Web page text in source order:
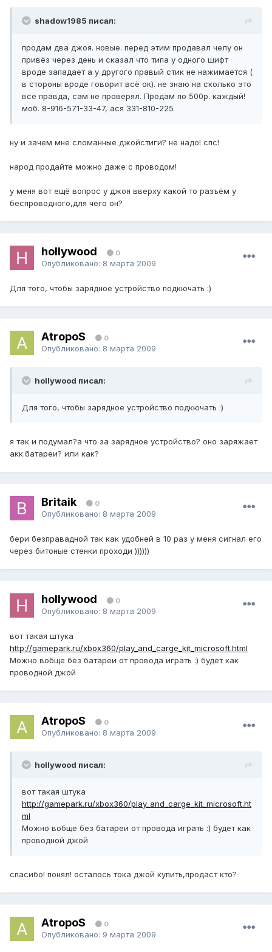
shadow1985 писал:
продам два джоя. новые. перед этим продавал челу он
привёз через день и сказал что типа у одного шифт
вроде западает а у другого правый стик не нажимается (
в стороны вроде говорит всё ок). не знаю на сколько это
всё правда, сам не проверял. Продам по 500р. каждый!
моб. 8-916-571-33-47, ася 331-810-225
ну и зачем мне сломанные джойстиги? не надо! спс!
народ продайте можно даже с проводом!
у меня вот ещё вопрос у джоя вверху какой то разъём у
беспроводного,для чего он?
hollywood 0
Опубликовано: 8 марта 2009
Для того, чтобы зарядное устройство подкючать :)
AtropoS 0
Опубликовано: 8 марта 2009
hollywood писал:
Для того, чтобы зарядное устройство подкючать :)
я так и подумал?а что за зарядное устройство? оно заряжает
акк.батареи? или как?
Britaik 0
Опубликовано: 8 марта 2009
бери безправадной так как удобней в 10 раз у меня сигнал его
через битоные стенки проходи ))))))
hollywood 0
Опубликовано: 8 марта 2009
вот такая штука
http://gamepark.ru/xbox360/play_and_carge_kit_microsoft.html
Можно вобще без батареи от провода играть :) будет как
проводной джой
AtropoS 0
Опубликовано: 8 марта 2009
hollywood писал:
вот такая штука
http://gamepark.ru/xbox360/play_and_carge_kit_microsoft.ht
ml
Можно вобще без батареи от провода играть :) будет как
проводной джой
спасибо! понял! осталось тока джой купить,продаст кто?
AtropoS 0
Опубликовано: 9 марта 2009